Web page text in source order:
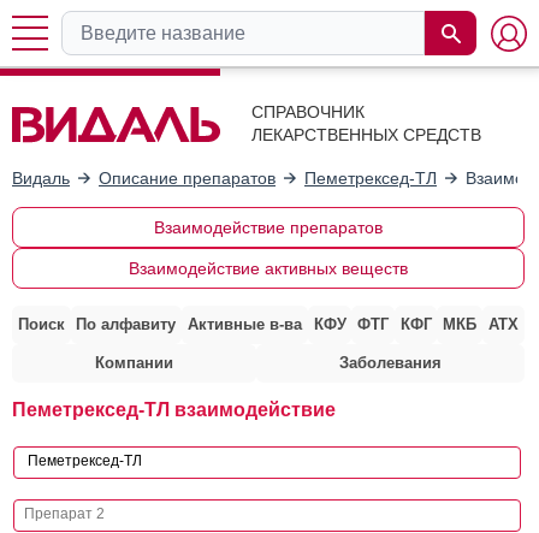
СПРАВОЧНИК
ЛЕКАРСТВЕННЫХ СРЕДСТВ
Видаль Описание препаратов Пеметрексед-ТЛ
Взаимодействие препаратов
Взаимодействие активных веществ
Поиск По алфавиту Активные в-ва КФУ ФТГ КФГ МКБ АТХ
Компании Заболевания
Пеметрексед-ТЛ взаимодействие